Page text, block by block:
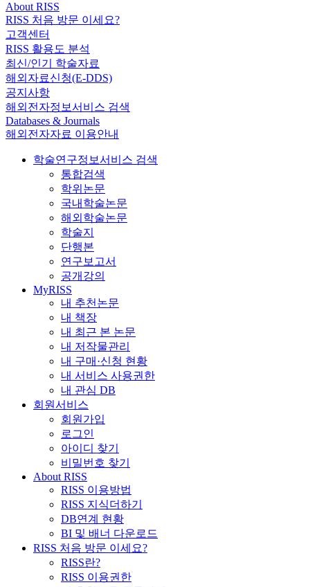
About RISS
RISS 처음 방문 이세요?
고객센터
RISS 활용도 분석
최신/인기 학술자료
해외자료신청(E-DDS)
공지사항
해외전자정보서비스 검색
Databases & Journals
해외전자자료 이용안내
학술연구정보서비스 검색
통합검색
학위논문
국내학술논문
해외학술논문
학술지
단행본
연구보고서
공개강의
MyRISS
내 추천논문
내 책장
내 최근 본 논문
내 저작물관리
내 구매·신청 현황
내 서비스 사용권한
내 관심 DB
회원서비스
회원가입
로그인
아이디 찾기
비밀번호 찾기
About RISS
RISS 이용방법
RISS 지식더하기
DB연계 현황
BI 및 배너 다운로드
RISS 처음 방문 이세요?
RISS란?
RISS 이용권한